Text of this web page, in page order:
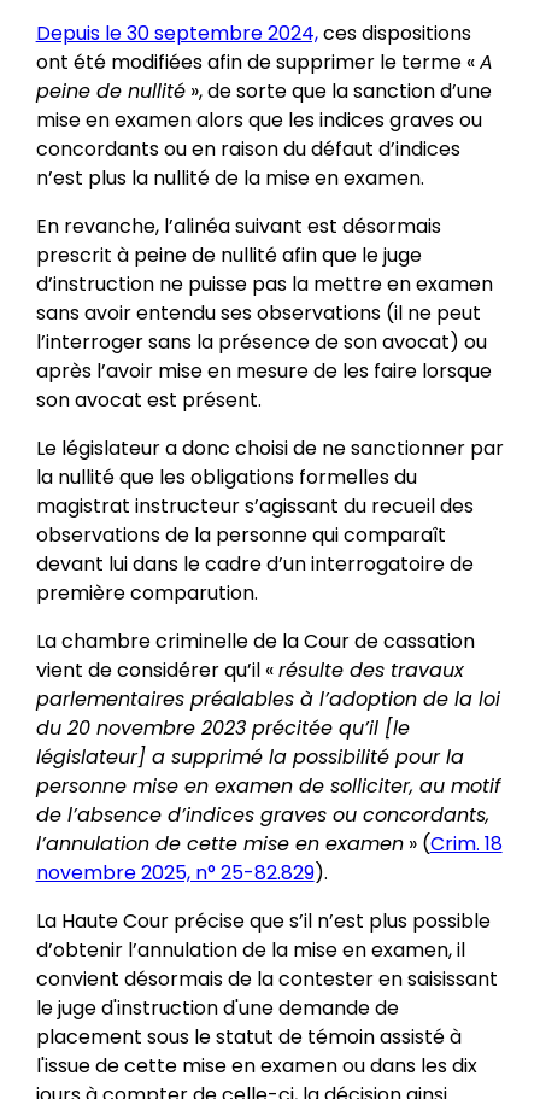
Depuis le 30 septembre 2024,ces dispositions
ont été modifiées afin de supprimer le terme «A
peine de nullité», de sorte que la sanction d’une
mise en examen alors que les indices graves ou
concordants ou en raison du défaut d’indices
n’est plus la nullité de la mise en examen.
En revanche, l’alinéa suivant est désormais
prescrit à peine de nullité afin que le juge
d’instruction ne puisse pas la mettre en examen
sans avoir entendu ses observations (il ne peut
l’interroger sans la présence de son avocat) ou
après l’avoir mise en mesure de les faire lorsque
son avocat est présent.
Le législateur a donc choisi de ne sanctionner par
la nullité que les obligations formelles du
magistrat instructeur s’agissant du recueil des
observations de la personne qui comparaît
devant lui dans le cadre d’un interrogatoire de
première comparution.
La chambre criminelle de la Cour de cassation
vient de considérer qu’il «résulte des travaux
parlementaires préalables à l’adoption de la loi
du 20 novembre 2023 précitée qu’il [le
législateur] a supprimé la possibilité pour la
personne mise en examen de solliciter, au motif
de l’absence d’indices graves ou concordants,
l’annulation de cette mise en examen» (Crim. 18
novembre 2025, n° 25-82.829).
La Haute Cour précise que s’il n’est plus possible
d’obtenir l’annulation de la mise en examen, il
convient désormais de la contester en saisissant
le juge d'instruction d'une demande de
placement sous le statut de témoin assisté à
l'issue de cette mise en examen ou dans les dix